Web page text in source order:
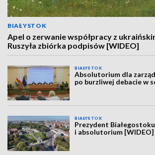
BIAŁYSTOK
Apel o zerwanie współpracy z
Ruszyła zbiórka podpisów [WIDEO]
BIAŁYSTOK
Absolutorium dla
po burzliwej debacie w
BIAŁYSTOK
Prezydent
i absolutorium [WIDEO]